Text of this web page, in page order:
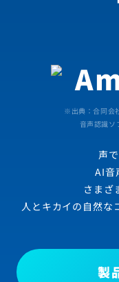
※出典：合同会
音声認識ソ
声
AI音
さまざ
人とキカイの自然な
製